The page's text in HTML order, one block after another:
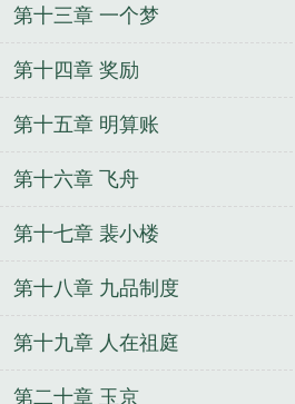
第十三章 一个梦
第十四章 奖励
第十五章 明算账
第十六章 飞舟
第十七章 裴小楼
第十八章 九品制度
第十九章 人在祖庭
第二十章 玉京